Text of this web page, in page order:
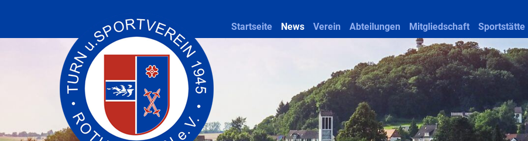
Startseite News Verein Abteilungen Mitgliedschaft Sportstätte